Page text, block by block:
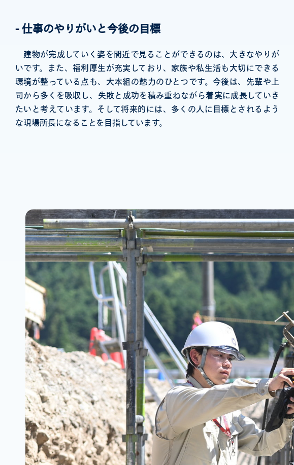
- 仕事のやりがいと今後の目標
建物が完成していく姿を間近で見ることができるのは、大きなやりが
いです。また、福利厚生が充実しており、家族や私生活も大切にできる
環境が整っている点も、大本組の魅力のひとつです。今後は、先輩や上
司から多くを吸収し、失敗と成功を積み重ねながら着実に成長していき
たいと考えています。そして将来的には、多くの人に目標とされるよう
な現場所長になることを目指しています。